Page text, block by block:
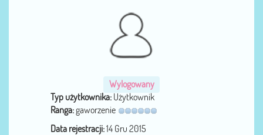
Wylogowany
Typ użytkownika: Użytkownik
Ranga:gaworzenie
Data rejestracji:14 Gru 2015